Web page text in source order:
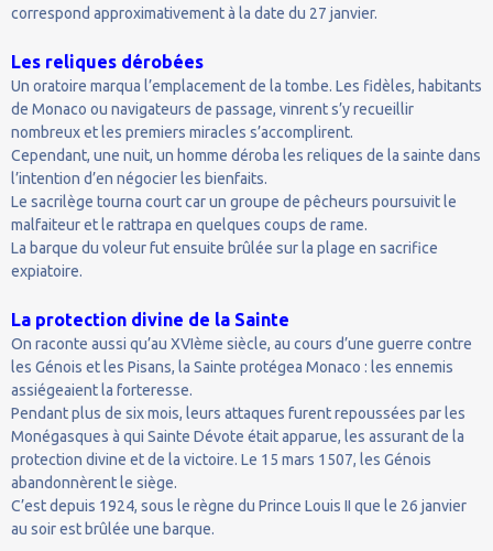
correspond approximativement à la date du 27 janvier.
Les reliques dérobées
Un oratoire marqua l’emplacement de la tombe. Les fidèles, habitants
de Monaco ou navigateurs de passage, vinrent s’y recueillir
nombreux et les premiers miracles s’accomplirent.
Cependant, une nuit, un homme déroba les reliques de la sainte dans
l’intention d’en négocier les bienfaits.
Le sacrilège tourna court car un groupe de pêcheurs poursuivit le
malfaiteur et le rattrapa en quelques coups de rame.
La barque du voleur fut ensuite brûlée sur la plage en sacrifice
expiatoire.
La protection divine de la Sainte
On raconte aussi qu’au XVIème siècle, au cours d’une guerre contre
les Génois et les Pisans, la Sainte protégea Monaco : les ennemis
assiégeaient la forteresse.
Pendant plus de six mois, leurs attaques furent repoussées par les
Monégasques à qui Sainte Dévote était apparue, les assurant de la
protection divine et de la victoire. Le 15 mars 1507, les Génois
abandonnèrent le siège.
C’est depuis 1924, sous le règne du Prince Louis II que le 26 janvier
au soir est brûlée une barque.